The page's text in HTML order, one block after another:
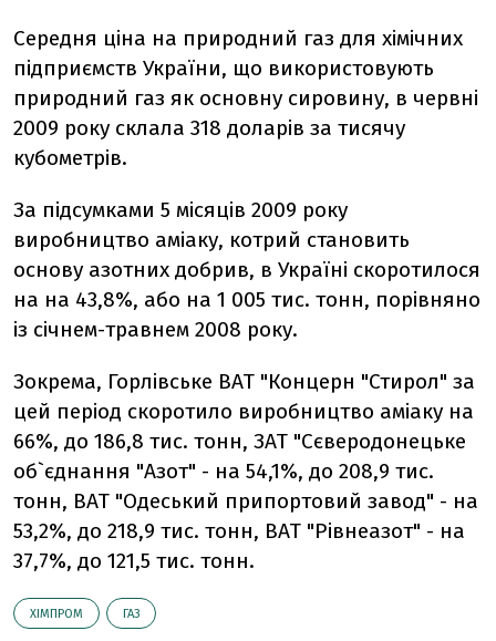
Середня ціна на природний газ для хімічних
підприємств України, що використовують
природний газ як основну сировину, в червні
2009 року склала 318 доларів за тисячу
кубометрів.
За підсумками 5 місяців 2009 року
виробництво аміаку, котрий становить
основу азотних добрив, в Україні скоротилося
на на 43,8%, або на 1 005 тис. тонн, порівняно
із січнем-травнем 2008 року.
Зокрема, Горлівське ВАТ "Концерн "Стирол" за
цей період скоротило виробництво аміаку на
66%, до 186,8 тис. тонн, ЗАТ "Сєверодонецьке
об`єднання "Азот" - на 54,1%, до 208,9 тис.
тонн, ВАТ "Одеський припортовий завод" - на
53,2%, до 218,9 тис. тонн, ВАТ "Рівнеазот" - на
37,7%, до 121,5 тис. тонн.
ХІМПРОМ ГАЗ